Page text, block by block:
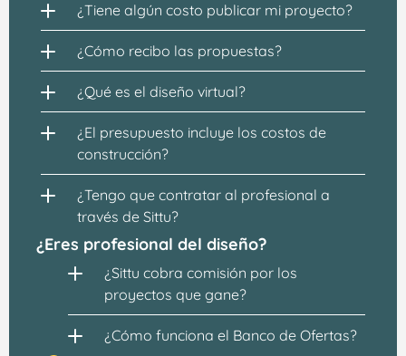
¿Tiene algún costo publicar mi proyecto?
¿Cómo recibo las propuestas?
¿Qué es el diseño virtual?
¿El presupuesto incluye los costos de
construcción?
¿Tengo que contratar al profesional a
través de Sittu?
¿Eres profesional del diseño?
¿Sittu cobra comisión por los
proyectos que gane?
¿Cómo funciona el Banco de Ofertas?